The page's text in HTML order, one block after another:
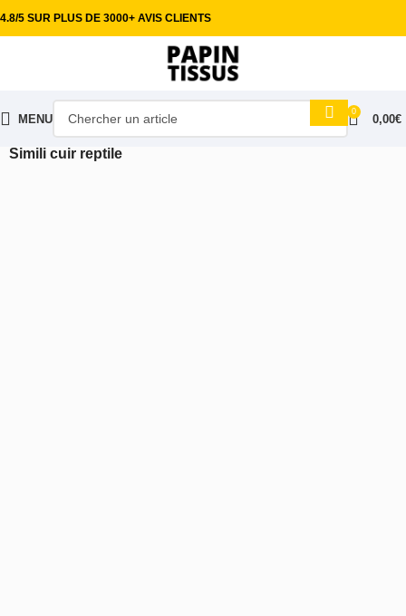
4.8/5 SUR PLUS DE 3000+ AVIS CLIENTS
MENU
0
0,00€
Simili cuir reptile